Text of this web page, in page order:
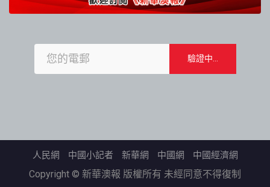
人民網 中國小記者 新華網 中國網 中國經濟網
Copyright © 新華澳報 版權所有 未經同意不得復制